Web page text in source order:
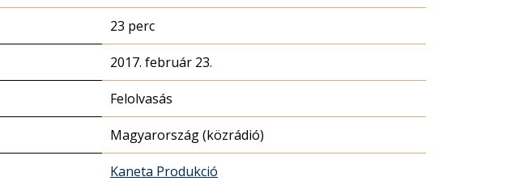
23 perc
2017. február 23.
Felolvasás
Magyarország (közrádió)
Kaneta Produkció